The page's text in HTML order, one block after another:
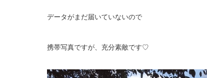
データがまだ届いていないので
携帯写真ですが、充分素敵です♡